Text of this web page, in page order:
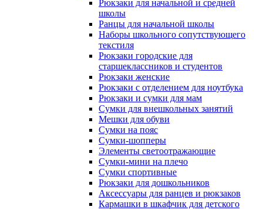
Рюкзаки для начальной и средней
школы
Ранцы для начальной школы
Наборы школьного сопутствующего
текстиля
Рюкзаки городские для
старшеклассников и студентов
Рюкзаки женские
Рюкзаки с отделением для ноутбука
Рюкзаки и сумки для мам
Сумки для внешкольных занятий
Мешки для обуви
Сумки на пояс
Сумки-шопперы
Элементы светоотражающие
Сумки-мини на плечо
Сумки спортивные
Рюкзаки для дошкольников
Аксессуары для ранцев и рюкзаков
Кармашки в шкафчик для детского